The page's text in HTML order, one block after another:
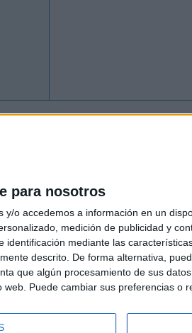
para nosotros
y/o accedemos a información en un
medición de publicidad y
identificación mediante las
descrito. De forma alternativa,
que algún procesamiento de sus
Puede cambiar sus preferencias
Aviso legal|
© 2003-2026Compás